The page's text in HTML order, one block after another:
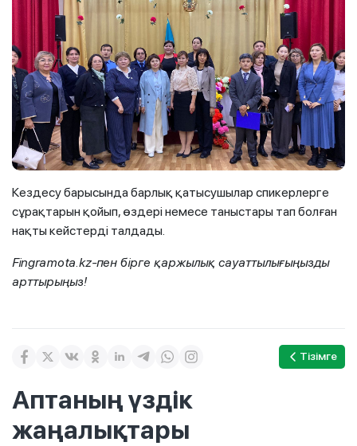
Кездесу барысында барлық қатысушылар спикерлерге
сұрақтарын қойып, өздері немесе таныстары тап болған
нақты кейстерді талдады.
Fingramota.kz-пен бірге қаржылық сауаттылығыңызды
арттырыңыз!
Тізімге
Аптаның үздік
жаңалықтары